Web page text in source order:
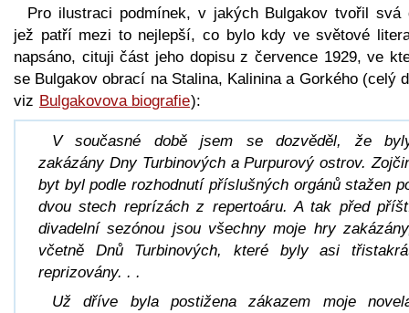
Pro ilustraci podmínek, v jakých Bulgakov tvořil svá
jež patří mezi to nejlepší, co bylo kdy ve světové
napsáno, cituji část jeho dopisu z července 1929, ve
se Bulgakov obrací na Stalina, Kalinina a Gorkého (celý
viz Bulgakovova biografie):
V současné době jsem se dozvěděl, že
zakázány Dny Turbinových a Purpurový ostrov.
byt byl podle rozhodnutí příslušných orgánů stažen
dvou stech reprízách z repertoáru. A tak před
divadelní sezónou jsou všechny moje hry
včetně Dnů Turbinových, které byly asi
reprizovány. . .
Už dříve byla postižena zákazem moje